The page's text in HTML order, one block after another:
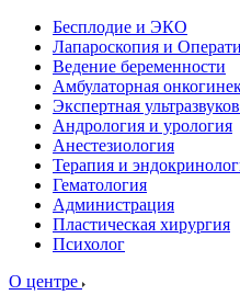
Бесплодие и ЭКО
Лапароскопия и
Ведение беременности
Амбулаторная
Экспертная
Андрология и урология
Анестезиология
Терапия и
Гематология
Администрация
Пластическая хирургия
Психолог
О центре